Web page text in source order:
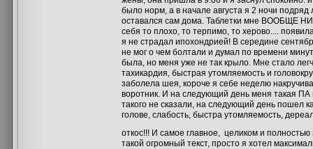
было норм, а в начале августа я 2 ночи
оставался сам дома. Таблетки мне ВООБЩЕ
себя то плохо, то терпимо, то херово....
я не страдал ипохондрией! В середине
не мог о чем болтали и думал по времени
была, но меня уже не так крыло. Мне стало
тахикардия, быстрая утомляемость и
заболела шея, короче я себе неделю
воротник. И на следующий день меня такая
такого не сказали, на следующий день пошел
голове, слабость, быстра утомляемость,
откос!!! И самое главное, целиком и
такой огромный текст, просто я хотел